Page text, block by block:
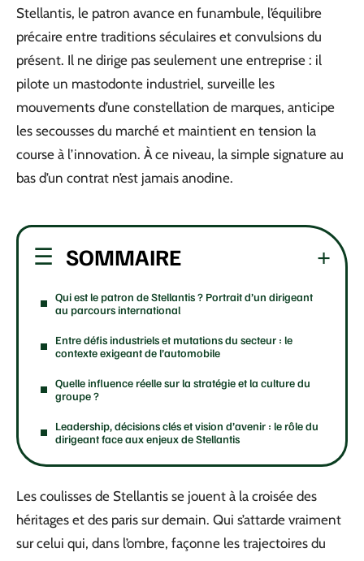
Stellantis, le patron avance en funambule, l’équilibre
précaire entre traditions séculaires et convulsions du
présent. Il ne dirige pas seulement une entreprise : il
pilote un mastodonte industriel, surveille les
mouvements d’une constellation de marques, anticipe
les secousses du marché et maintient en tension la
course à l’innovation. À ce niveau, la simple signature au
bas d’un contrat n’est jamais anodine.
SOMMAIRE
Qui est le patron de Stellantis ? Portrait d’un dirigeant
au parcours international
Entre défis industriels et mutations du secteur : le
contexte exigeant de l’automobile
Quelle influence réelle sur la stratégie et la culture du
groupe ?
Leadership, décisions clés et vision d’avenir : le rôle du
dirigeant face aux enjeux de Stellantis
Les coulisses de Stellantis se jouent à la croisée des
héritages et des paris sur demain. Qui s’attarde vraiment
sur celui qui, dans l’ombre, façonne les trajectoires du